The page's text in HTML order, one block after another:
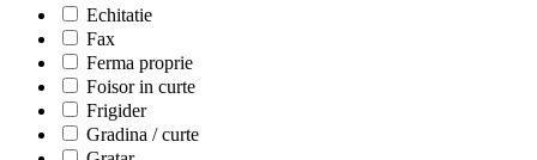
Echitatie
Fax
Ferma proprie
Foisor in curte
Frigider
Gradina / curte